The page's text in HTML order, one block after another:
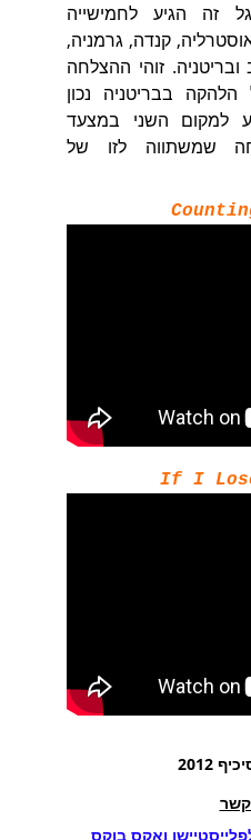
זה הגיע לחמישייה
קנדה, גרמניה,
ובריטניה. זוהי ההצלחה
בבריטניה נכון
למקום השני במצעד
100, הצלחה שמשתווה לזו של
If I
2012
ואקס בוקס
קשר